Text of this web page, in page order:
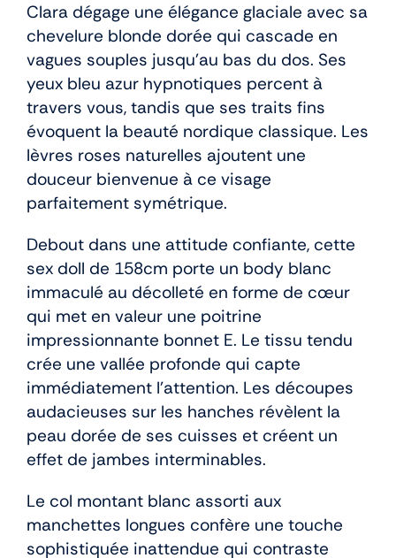
Clara dégage une élégance glaciale avec sa
chevelure blonde dorée qui cascade en
vagues souples jusqu’au bas du dos. Ses
yeux bleu azur hypnotiques percent à
travers vous, tandis que ses traits fins
évoquent la beauté nordique classique. Les
lèvres roses naturelles ajoutent une
douceur bienvenue à ce visage
parfaitement symétrique.
Debout dans une attitude confiante, cette
sex doll de 158cm porte un body blanc
immaculé au décolleté en forme de cœur
qui met en valeur une poitrine
impressionnante bonnet E. Le tissu tendu
crée une vallée profonde qui capte
immédiatement l’attention. Les découpes
audacieuses sur les hanches révèlent la
peau dorée de ses cuisses et créent un
effet de jambes interminables.
Le col montant blanc assorti aux
manchettes longues confère une touche
sophistiquée inattendue qui contraste